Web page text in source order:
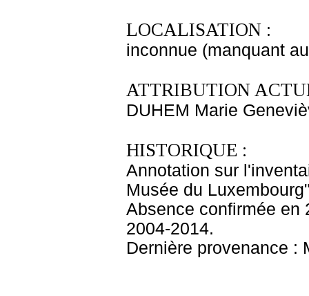
LOCALISATION :
inconnue (manquant
ATTRIBUTION
DUHEM Marie
HISTORIQUE :
Annotation sur
Musée du
Absence confirmée en
2004-2014.
Dernière provenance :